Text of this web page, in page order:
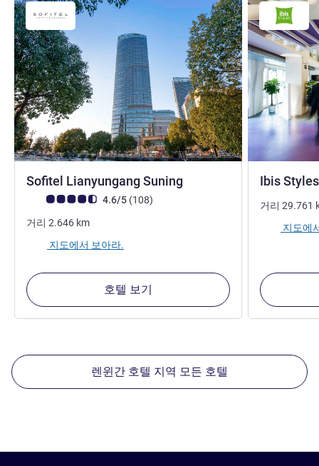
Sofitel Lianyungang Suning
고객 평점 (ALL 평가)
4.6/5 (108리뷰
)
거리 2.646 km
지도에서 보아라.
호텔 보기
Ibis
거리 29.761
지도에
렌윈간 호텔 지역 모든 호텔